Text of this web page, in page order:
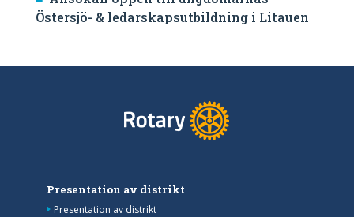
Östersjö- & ledarskapsutbildning i Litauen
Presentation av distrikt
Presentation av distrikt